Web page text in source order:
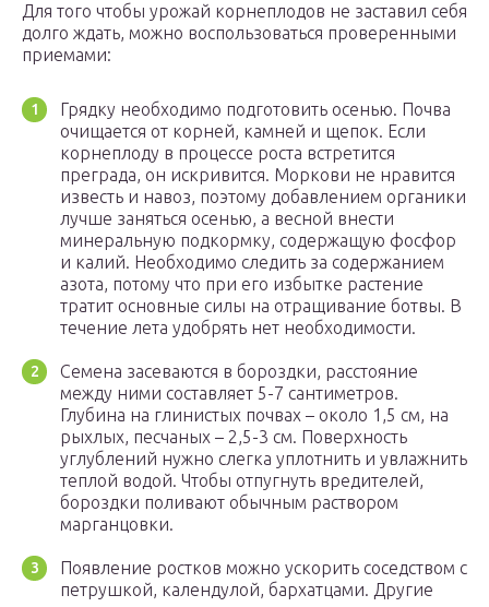
Для того чтобы урожай корнеплодов не заставил себя
долго ждать, можно воспользоваться проверенными
приемами:
Грядку необходимо подготовить осенью. Почва
очищается от корней, камней и щепок. Если
корнеплоду в процессе роста встретится
преграда, он искривится. Моркови не нравится
известь и навоз, поэтому добавлением органики
лучше заняться осенью, а весной внести
минеральную подкормку, содержащую фосфор
и калий. Необходимо следить за содержанием
азота, потому что при его избытке растение
тратит основные силы на отращивание ботвы. В
течение лета удобрять нет необходимости.
Семена засеваются в бороздки, расстояние
между ними составляет 5-7 сантиметров.
Глубина на глинистых почвах – около 1,5 см, на
рыхлых, песчаных – 2,5-3 см. Поверхность
углублений нужно слегка уплотнить и увлажнить
теплой водой. Чтобы отпугнуть вредителей,
бороздки поливают обычным раствором
марганцовки.
Появление ростков можно ускорить соседством с
петрушкой, календулой, бархатцами. Другие